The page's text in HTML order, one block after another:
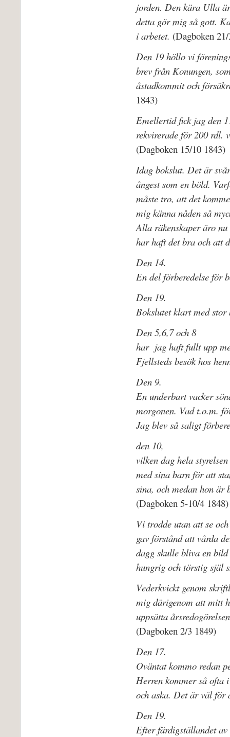
jorden. Den kära Ulla
detta gör mig så gott.
i arbetet. (Dagboken
Den 19 höllo vi
brev från Konungen,
åstadkommit och
1843)
Emellertid fick jag den
rekvirerade för 200 rdl.
(Dagboken 15/10 1843)
Idag bokslut. Det är
ångest som en böld.
måste tro, att det
mig känna nåden så
Alla räkenskaper äro
har haft det bra och att
Den 14.
En del förberedelse för
Den 19.
Bokslutet klart med
Den 5,6,7 och 8
har jag haft fullt upp
Fjellsteds besök hos
Den 9.
En underbart vacker
morgonen. Vad t.o.m.
Jag blev så saligt
den 10,
vilken dag hela
med sina barn för att
sina, och medan hon
(Dagboken 5-10/4 1848)
Vi trodde utan att se
gav förstånd att vårda
dagg skulle bliva en bild
hungrig och törstig själ
Vederkvickt genom
mig därigenom att mitt
uppsätta
(Dagboken 2/3 1849)
Den 17.
Oväntat kommo redan
Herren kommer så ofta
och aska. Det är väl för
Den 19.
Efter färdigställandet av